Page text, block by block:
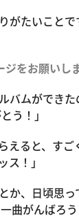
がたいこと
をお願いしま
ルバムができ
う！」
らえると、す
ス！」
とか、日頃思
曲がんばろ